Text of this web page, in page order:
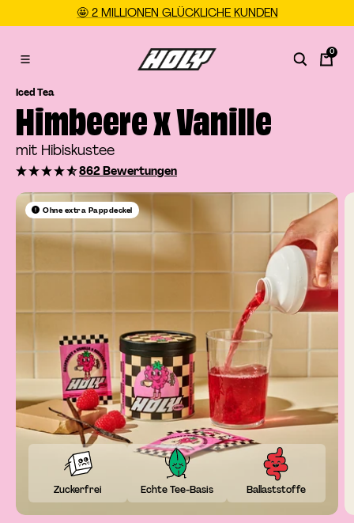
🤩 2 MILLIONEN GLÜCKLICHE KUNDEN
Navigation
HOLY
DE
0
Iced Tea
Himbeere x Vanille
mit Hibiskustee
862 Bewertungen
Ohne extra Pappdeckel
Zuckerfrei Echte Tee-Basis Ballaststoffe